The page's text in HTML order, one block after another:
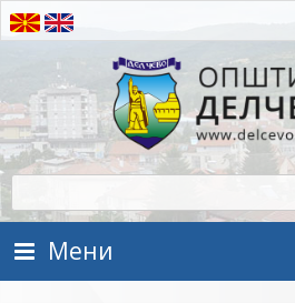
Прескокнете на содржината
Општина Делчево
Општина Делчево
Мени